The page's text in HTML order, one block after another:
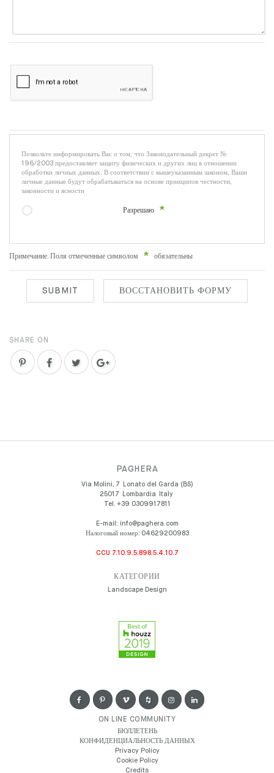
Позвольте информировать Вас о том, что Законодательный декрет №
196/2003 предоставляет защиту физических и других лиц в отношении
обработки личных данных. В соответствии с вышеуказанным законом, Ваши
личные данные будут обрабатываться на основе принципов честности,
законности и ясности
Разрешаю
Примечание. Поля отмеченные символом обязательны
SHARE ON
PAGHERA
Via Molini, 7
Lonato del Garda (BS)
25017
Lombardia
Italy
Tel. +39 0309917811
E-mail: info@paghera.com
Налоговый номер: 04629200983
CCU 7.10.9.5.898.5.4.10.7
КАТЕГОРИИ
Landscape Design
ON LINE COMMUNITY
БЮЛЛЕТЕНЬ
КОНФИДЕНЦИАЛЬНОСТЬ ДАННЫХ
Privacy Policy
Cookie Policy
Credits